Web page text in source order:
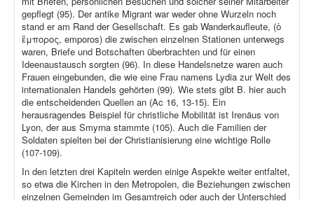
gepflegt (95). Der antike Migrant war weder ohne Wurzeln noch
stand er am Rand der Gesellschaft. Es gab Wanderkaufleute, (ὁ
ἔμπορος, emporos) die zwischen einzelnen Stationen unterwegs
waren, Briefe und Botschaften überbrachten und für einen
Ideenaustausch sorgten (96). In diese Handelsnetze waren auch
Frauen eingebunden, die wie eine Frau namens Lydia zur Welt des
internationalen Handels gehörten (99). Wie stets gibt B. hier auch
die entscheidenden Quellen an (Ac 16, 13-15). Ein
herausragendes Beispiel für christliche Mobilität ist Irenäus von
Lyon, der aus Smyrna stammte (105). Auch die Familien der
Soldaten spielten bei der Christianisierung eine wichtige Rolle
(107-109).
In den letzten drei Kapiteln werden einige Aspekte weiter entfaltet,
so etwa die Kirchen in den Metropolen, die Beziehungen zwischen
einzelnen Gemeinden im Gesamtreich oder auch der Unterschied